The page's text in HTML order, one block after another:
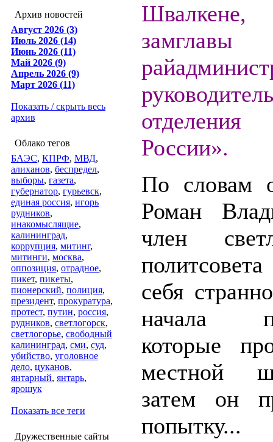
Архив новостей
Август 2026 (3)
Июль 2026 (14)
Июнь 2026 (11)
Май 2026 (9)
Апрель 2026 (9)
Март 2026 (11)
Показать / скрыть весь
архив
Облако тегов
БАЭС, КПРФ, МВД,
алиханов, беспредел,
выборы, газета,
губернатор, гурьевск,
единая россия, игорь
рудников,
инакомыслящие,
калининград,
коррупция, митинг,
митинги, москва,
оппозиция, отрадное,
пикет, пикеты,
пионерский, полиция,
президент, прокуратура,
протест, путин, россия,
рудников, светлогорск,
светлогорье, свободный
калининград, сми, суд,
убийство, уголовное
дело, цуканов,
янтарный, янтарь,
ярошук
Показать все теги
Дружественные сайты
замглавы
России».
По словам
Роман
член
себя
начала
которые
местной
затем он
попытку...